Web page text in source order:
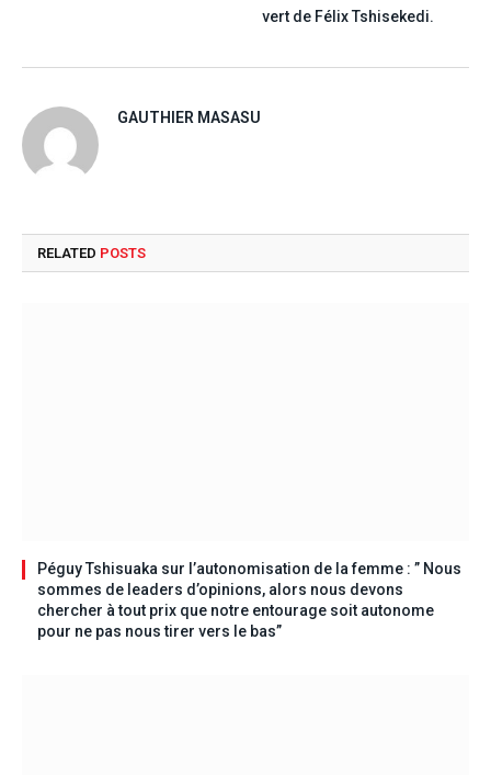
vert de Félix Tshisekedi.
GAUTHIER MASASU
RELATED POSTS
Péguy Tshisuaka sur l’autonomisation de la femme : ” Nous
sommes de leaders d’opinions, alors nous devons
chercher à tout prix que notre entourage soit autonome
pour ne pas nous tirer vers le bas”